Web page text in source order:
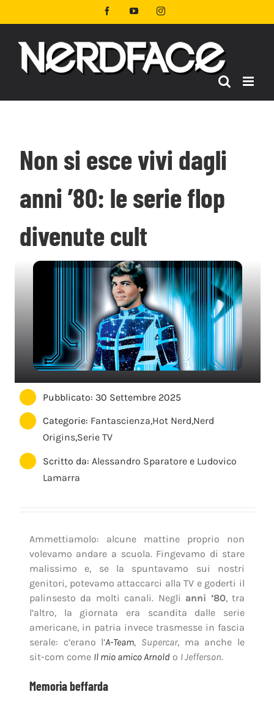
al
FacebookYouTubeInstagram
Non si esce vivi dagli
anni ’80: le serie flop
divenute cult
Pubblicato: 30 Settembre 2025
Categorie: Fantascienza,Hot Nerd,Nerd
Origins,Serie TV
Scritto da: Alessandro Sparatore e Ludovico
Lamarra
Ammettiamolo: alcune mattine proprio non
volevamo andare a scuola. Fingevamo di stare
malissimo e, se la spuntavamo sui nostri
genitori, potevamo attaccarci alla TV e goderti il
palinsesto da molti canali. Negli anni ’80, tra
l’altro, la giornata era scandita dalle serie
americane, in patria invece trasmesse in fascia
serale: c’erano l’A-Team, Supercar, ma anche le
sit-com come Il mio amico Arnold o I Jefferson.
Memoria beffarda